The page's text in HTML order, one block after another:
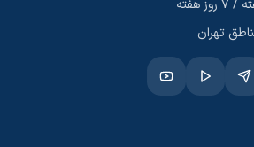
تهران